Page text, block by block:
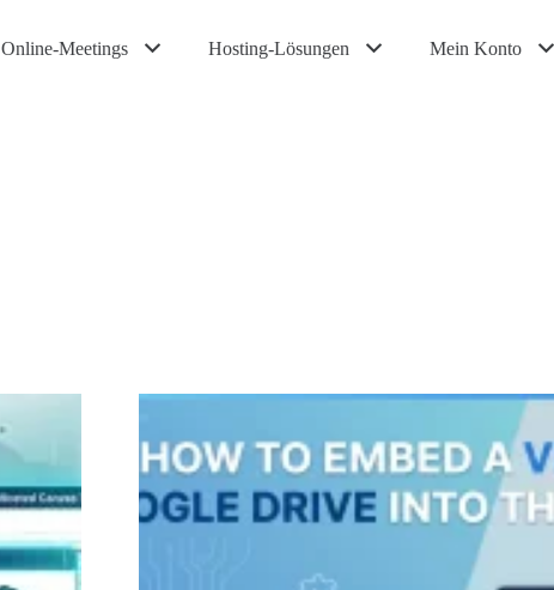
Online-Meetings Hosting-Lösungen Mein Konto